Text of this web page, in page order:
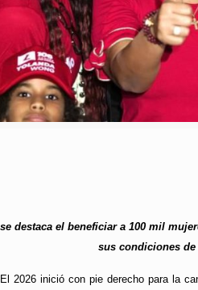
destaca el beneficiar a 100 mil
sus condiciones de
2026 inició con pie derecho para la